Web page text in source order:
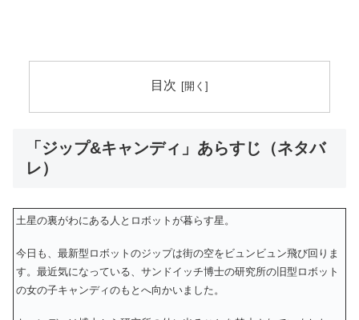
目次
「ジップ&キャンディ」あらすじ（ネタバ
レ）
土星の裏がわにある人とロボットが暮らす星。
今日も、最新型ロボットのジップは街の空をビュンビュン飛び回りま
す。最近気になっている、サンドイッチ博士の研究所の旧型ロボット
の女の子キャンディのもとへ向かいました。